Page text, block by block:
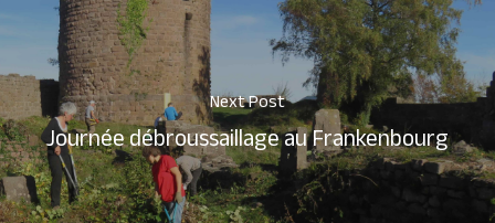
Next Post
Journée débroussaillage au Frankenbourg